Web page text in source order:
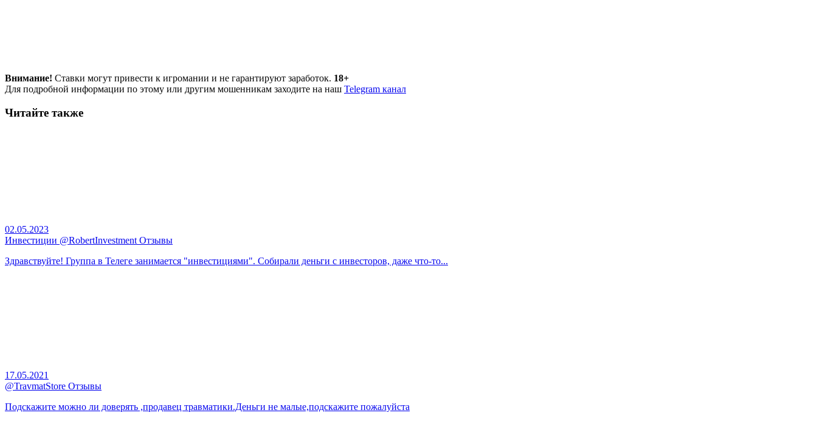
Внимание! Ставки могут привести к игромании и не гарантируют заработок. 18+
Для подробной информации по этому или другим мошенникам заходите на наш Telegram канал
Читайте также
02.05.2023
Инвестиции @RobertInvestment Отзывы
Здравствуйте! Группа в Телеге занимается "инвестициями". Собирали деньги с инвесторов, даже что-то...
17.05.2021
@TravmatStore Отзывы
Подскажите можно ли доверять ,продавец травматики.Деньги не малые,подскажите пожалуйста